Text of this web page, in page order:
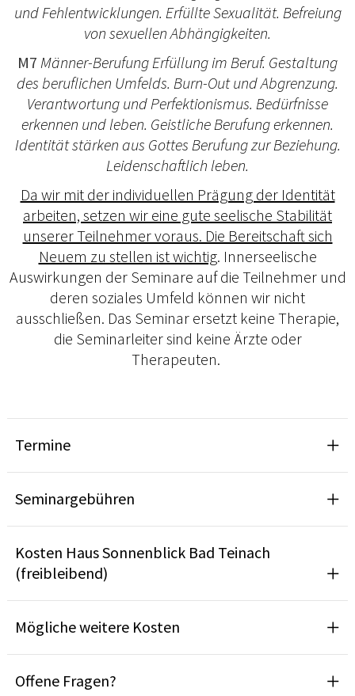
und Fehlentwicklungen. Erfüllte Sexualität. Befreiung
von sexuellen Abhängigkeiten.
M7 Männer-Berufung Erfüllung im Beruf. Gestaltung
des beruflichen Umfelds. Burn-Out und Abgrenzung.
Verantwortung und Perfektionismus. Bedürfnisse
erkennen und leben. Geistliche Berufung erkennen.
Identität stärken aus Gottes Berufung zur Beziehung.
Leidenschaftlich leben.
Da wir mit der individuellen Prägung der Identität
arbeiten, setzen wir eine gute seelische Stabilität
unserer Teilnehmer voraus. Die Bereitschaft sich
Neuem zu stellen ist wichtig. Innerseelische
Auswirkungen der Seminare auf die Teilnehmer und
deren soziales Umfeld können wir nicht
ausschließen. Das Seminar ersetzt keine Therapie,
die Seminarleiter sind keine Ärzte oder
Therapeuten.
Termine
Seminargebühren
Kosten Haus Sonnenblick Bad Teinach
(freibleibend)
Mögliche weitere Kosten
Offene Fragen?